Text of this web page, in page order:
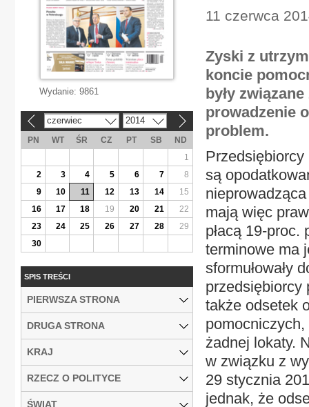
11 czerwca
Zyski z
koncie
były
prowadzenie
problem.
są
mają więc
płacą 19-
terminowe ma
sformułowały
przedsiębiorcy
także odsetek
pomocniczych,
żadnej lokaty.
w związku z
29 stycznia
jednak, że
Wydanie: 9861
czerwiec 2014
PN WT ŚR CZ PT SB
ND
1
2
3 4 5 6 7
8
9
10 11 12 13 14
15
16
17 18 19 20 21
22
23
24 25 26 27 28
29
30
SPIS TREŚCI
PIERWSZA STRONA
DRUGA STRONA
KRAJ
RZECZ O POLITYCE
ŚWIAT